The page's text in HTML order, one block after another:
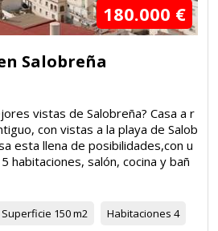
180.000 €
Salobreña
vistas de Salobreña? Casa a r
con vistas a la playa de Salob
esta llena de posibilidades,con u
habitaciones, salón, cocina y bañ
Superficie 150 m2 Habitaciones 4